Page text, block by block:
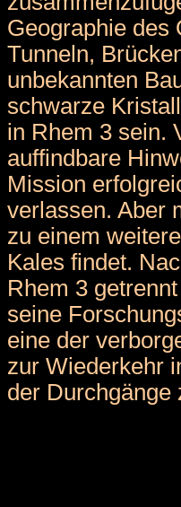
Geographie des
Tunneln,
unbekannten
schwarze
in Rhem 3 sein.
auffindbare
Mission
verlassen. Aber
zu einem
Kales findet.
Rhem 3
seine
eine der
zur Wiederkehr
der Durchgänge